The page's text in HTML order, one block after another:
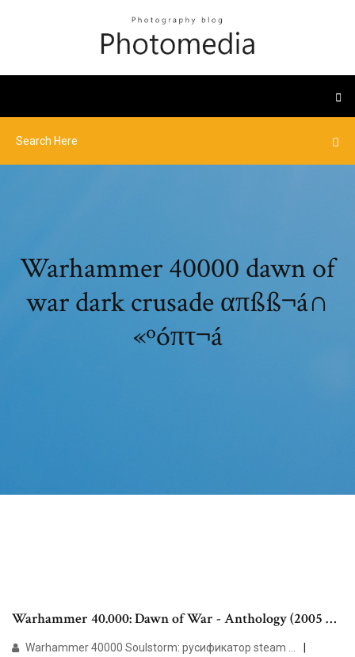
Warhammer 40000 dawn of
war dark crusade απßß¬á∩
«ºóπτ¬á
Warhammer 40.000: Dawn of War - Anthology (2005 …
Warhammer 40000 Soulstorm: русификатор steam …